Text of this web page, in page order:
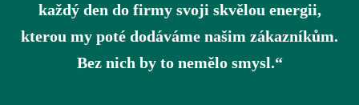
každý den do firmy svoji skvělou energii,
kterou my poté dodáváme našim zákazníkům.
Bez nich by to nemělo smysl.“